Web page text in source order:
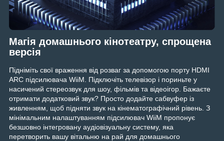
Магія домашнього кінотеатру, спрощена
версія
Підніміть свої враження від розваг за допомогою порту HDMI
ARC підсилювача WiiM. Підключіть телевізор і пориньте у
насичений стереозвук для шоу, фільмів та відеоігор. Бажаєте
отримати додатковий звук? Просто додайте сабвуфер із
живленням, щоб підняти звук на кінематографічний рівень. З
мінімальним налаштуванням підсилювач WiiM пропонує
безшовно інтегровану аудіовізуальну систему, яка
перетворить вашу вітальню на рай для домашнього